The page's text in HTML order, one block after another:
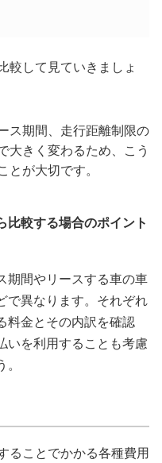
較して見ていきましょ
ス期間、走行距離制限の
大きく変わるため、こう
とが大切です。
比較する場合のポイント
期間やリースする車の車
で異なります。それぞれ
料金とその内訳を確認
いを利用することも考慮
ることでかかる各種費用